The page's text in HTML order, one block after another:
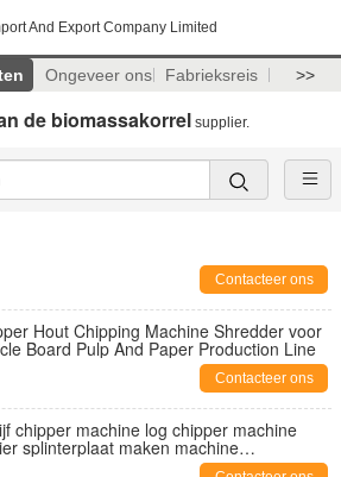
And Export Company Limited
Ongeveer ons Fabrieksreis >>
de biomassakorrel supplier.
Contacteer ons
Hout Chipping Machine Shredder voor
Board Pulp And Paper Production Line
Contacteer ons
chipper machine log chipper machine
splinterplaat maken machine